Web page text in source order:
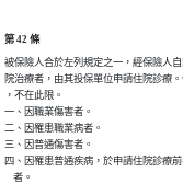
第 42 條
被保險人合於左列規定之一，經保險人
院治療者，由其投保單位申請住院診療
，不在此限。
一、因職業傷害者。
二、因罹患職業病者。
三、因普通傷害者。
四、因罹患普通疾病，於申請住院診療
    者。